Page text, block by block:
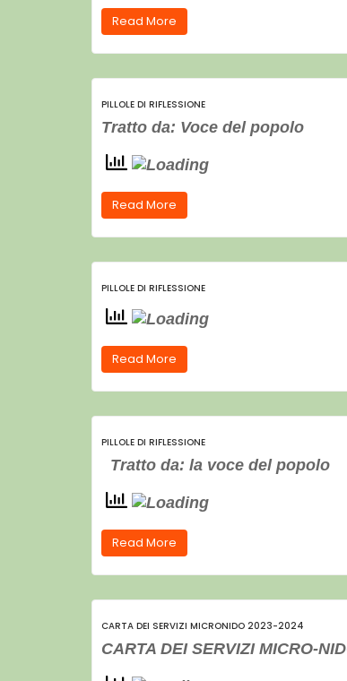
Read More
PILLOLE DI RIFLESSIONE
Tratto da: Voce del popolo
Read More
PILLOLE DI RIFLESSIONE
Read More
PILLOLE DI RIFLESSIONE
Tratto da: la voce del popolo
Read More
CARTA DEI SERVIZI MICRONIDO 2023-2024
CARTA DEI SERVIZI MICRO-